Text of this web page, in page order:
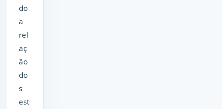
do
a
rel
aç
ão
do
s
est